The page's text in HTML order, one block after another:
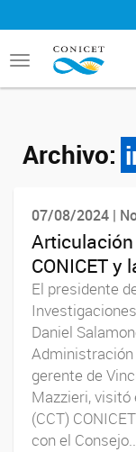
Toggle
navigation
Archivo:
07/08/2024 |
CONICET y
El presidente
Daniel
Administración
gerente de
Mazzieri, visitó
(CCT)
con el